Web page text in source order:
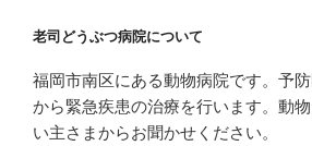
老司どうぶつ病院について
福岡市南区にある動物病院です。予
から緊急疾患の治療を行います。動
い主さまからお聞かせください。